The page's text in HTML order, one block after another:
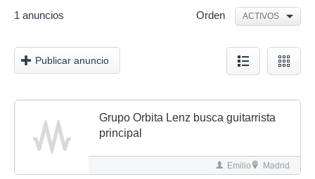
Orden ACTIVOS
1 anuncios
Publicar anuncio
Grupo Orbita Lenz busca guitarrista
principal
Emilio Madrid